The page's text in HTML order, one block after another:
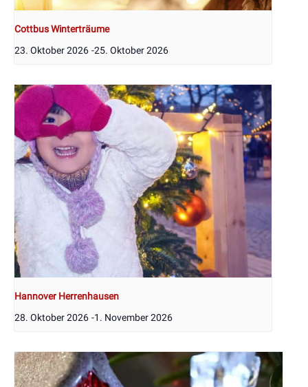
Cottbus Winterträume
23. Oktober 2026 -25. Oktober 2026
Hannover Herrenhausen
28. Oktober 2026 -1. November 2026